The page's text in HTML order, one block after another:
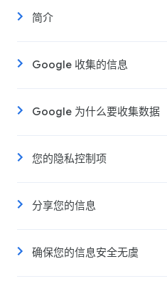
简介
Google 收集的信息
Google 为什么要收集数据
您的隐私控制项
分享您的信息
确保您的信息安全无虞